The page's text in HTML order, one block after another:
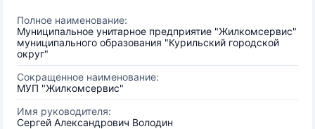
Полное наименование:
Муниципальное унитарное предприятие "Жилкомсервис"
муниципального образования "Курильский городской
округ"
Сокращенное наименование:
МУП "Жилкомсервис"
Имя руководителя:
Сергей Александрович Володин